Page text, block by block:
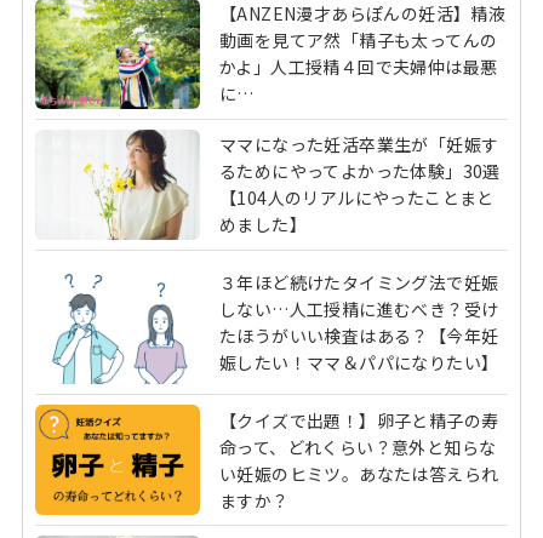
【ANZEN漫才あらぽんの妊活】精液
動画を見てア然「精子も太ってんの
かよ」人工授精４回で夫婦仲は最悪
に…
ママになった妊活卒業生が「妊娠す
るためにやってよかった体験」30選
【104人のリアルにやったことまと
めました】
３年ほど続けたタイミング法で妊娠
しない…人工授精に進むべき？受け
たほうがいい検査はある？【今年妊
娠したい！ママ＆パパになりたい】
【クイズで出題！】卵子と精子の寿
命って、どれくらい？意外と知らな
い妊娠のヒミツ。あなたは答えられ
ますか？